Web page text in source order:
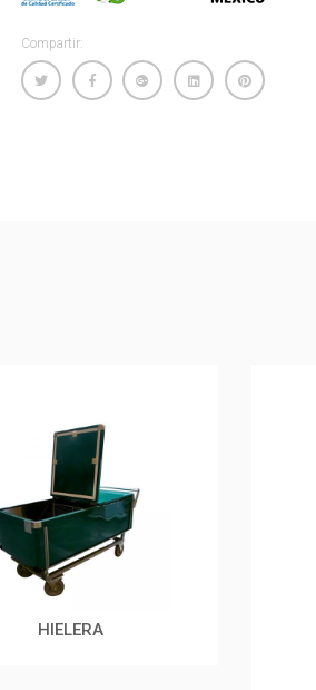
Compartir:
HIELERA